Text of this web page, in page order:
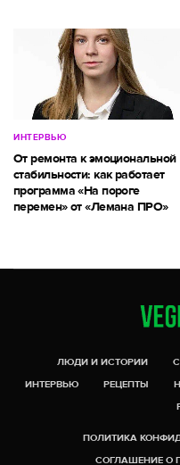
ИНТЕРВЬЮ
От ремонта к эмоциональной
стабильности: как работает
программа «На пороге
перемен» от «Лемана ПРО»
ЛЮДИ И ИСТОРИИ
ИНТЕРВЬЮ
РЕЦЕПТЫ
ПОЛИТИКА
СОГЛАШЕНИЕ О